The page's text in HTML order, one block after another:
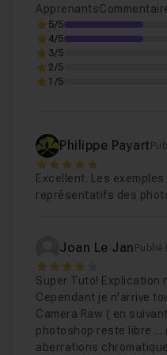
Apprenants
5/5
4/5
3/5
2/5
1/5
Philippe Payart
5
Excellent. Les
représentatifs des
Joan Le Jan Publié
4
Super Tuto! Explication
Cependant je n'arrive
Camera Raw ( en
photoshop reste libre ...
aberrations